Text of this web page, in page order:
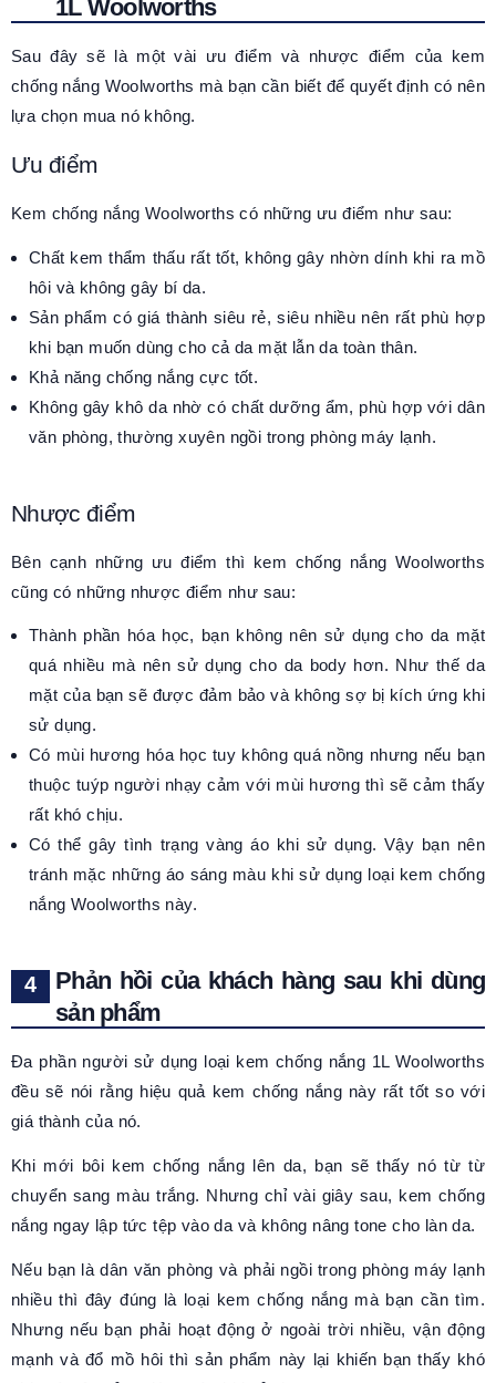
1L Woolworths
Sau đây sẽ là một vài ưu điểm và nhược điểm của kem
chống nắng Woolworths mà bạn cần biết để quyết định có nên
lựa chọn mua nó không.
Ưu điểm
Kem chống nắng Woolworths có những ưu điểm như sau:
Chất kem thẩm thấu rất tốt, không gây nhờn dính khi ra mồ
hôi và không gây bí da.
Sản phẩm có giá thành siêu rẻ, siêu nhiều nên rất phù hợp
khi bạn muốn dùng cho cả da mặt lẫn da toàn thân.
Khả năng chống nắng cực tốt.
Không gây khô da nhờ có chất dưỡng ẩm, phù hợp với dân
văn phòng, thường xuyên ngồi trong phòng máy lạnh.
Nhược điểm
Bên cạnh những ưu điểm thì kem chống nắng Woolworths
cũng có những nhược điểm như sau:
Thành phần hóa học, bạn không nên sử dụng cho da mặt
quá nhiều mà nên sử dụng cho da body hơn. Như thế da
mặt của bạn sẽ được đảm bảo và không sợ bị kích ứng khi
sử dụng.
Có mùi hương hóa học tuy không quá nồng nhưng nếu bạn
thuộc tuýp người nhạy cảm với mùi hương thì sẽ cảm thấy
rất khó chịu.
Có thể gây tình trạng vàng áo khi sử dụng. Vậy bạn nên
tránh mặc những áo sáng màu khi sử dụng loại kem chống
nắng Woolworths này.
Phản hồi của khách hàng sau khi dùng
sản phẩm
Đa phần người sử dụng loại kem chống nắng 1L Woolworths
đều sẽ nói rằng hiệu quả kem chống nắng này rất tốt so với
giá thành của nó.
Khi mới bôi kem chống nắng lên da, bạn sẽ thấy nó từ từ
chuyển sang màu trắng. Nhưng chỉ vài giây sau, kem chống
nắng ngay lập tức tệp vào da và không nâng tone cho làn da.
Nếu bạn là dân văn phòng và phải ngồi trong phòng máy lạnh
nhiều thì đây đúng là loại kem chống nắng mà bạn cần tìm.
Nhưng nếu bạn phải hoạt động ở ngoài trời nhiều, vận động
mạnh và đổ mồ hôi thì sản phẩm này lại khiến bạn thấy khó